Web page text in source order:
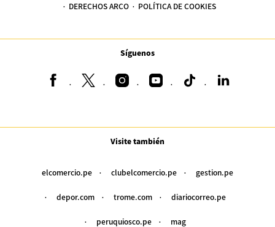
DERECHOS ARCO POLÍTICA DE COOKIES
Síguenos
Visite también
elcomercio.pe clubelcomercio.pe gestion.pe
depor.com trome.com diariocorreo.pe
peruquiosco.pe mag